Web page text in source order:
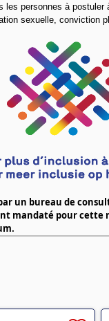
personnes à postuler
sexuelle, conviction
un bureau de
mandaté pour cette
.